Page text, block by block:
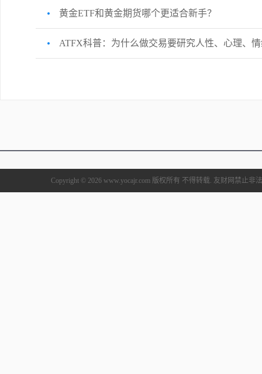
黄金ETF和黄金期货哪个更适合新手？
ATFX科普：为什么做交易要研究人性、心理、
Copyright © 2026 www.yocajr.com 版权所有 不得转载. 友财网禁止非